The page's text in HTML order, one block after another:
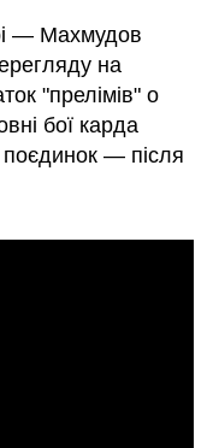
— Махмудов
на
"прелімів" о
бої карда
— після